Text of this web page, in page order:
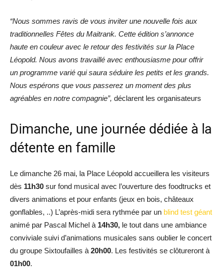
“Nous sommes ravis de vous inviter une nouvelle fois aux
traditionnelles Fêtes du Maitrank. Cette édition s’annonce
haute en couleur avec le retour des festivités sur la Place
Léopold. Nous avons travaillé avec enthousiasme pour offrir
un programme varié qui saura séduire les petits et les grands.
Nous espérons que vous passerez un moment des plus
agréables en notre compagnie”, déclarent les organisateurs
Dimanche, une journée dédiée à la
détente en famille
Le dimanche 26 mai, la Place Léopold accueillera les visiteurs
dès 11h30 sur fond musical avec l’ouverture des foodtrucks et
divers animations et pour enfants (jeux en bois, châteaux
gonflables, ..) L’après-midi sera rythmée par un blind test géant
animé par Pascal Michel à 14h30, le tout dans une ambiance
conviviale suivi d’animations musicales sans oublier le concert
du groupe Sixtoufailles à 20h00. Les festivités se clôtureront à
01h00.